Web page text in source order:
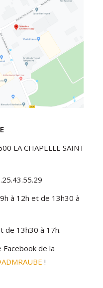
LA CHAPELLE SAINT
à 12h et de 13h30 à
de 13h30 à 17h.
de la
!